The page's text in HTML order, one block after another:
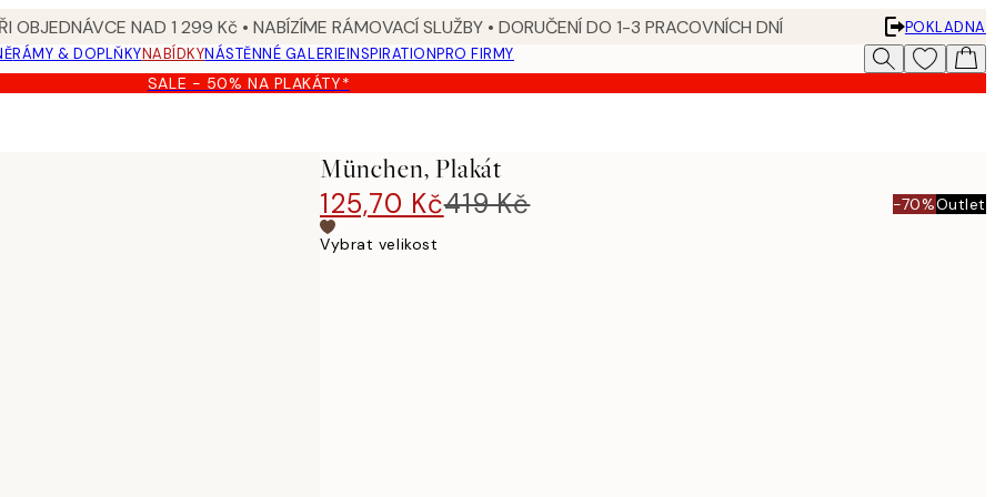
OBJEDNÁVCE NAD 1 299 Kč • NABÍZÍME RÁMOVACÍ SLUŽBY • DORUČENÍ DO 1-3 PRACOVNÍCH DNÍ
POKLADNA
RÁMY & DOPLŇKYNABÍDKYNÁSTĚNNÉ GALERIEINSPIRATIONPRO FIRMY
SALE - 50% NA PLAKÁTY*
München, Plakát
125,70 Kč419 Kč -70%Outlet
Vybrat velikost